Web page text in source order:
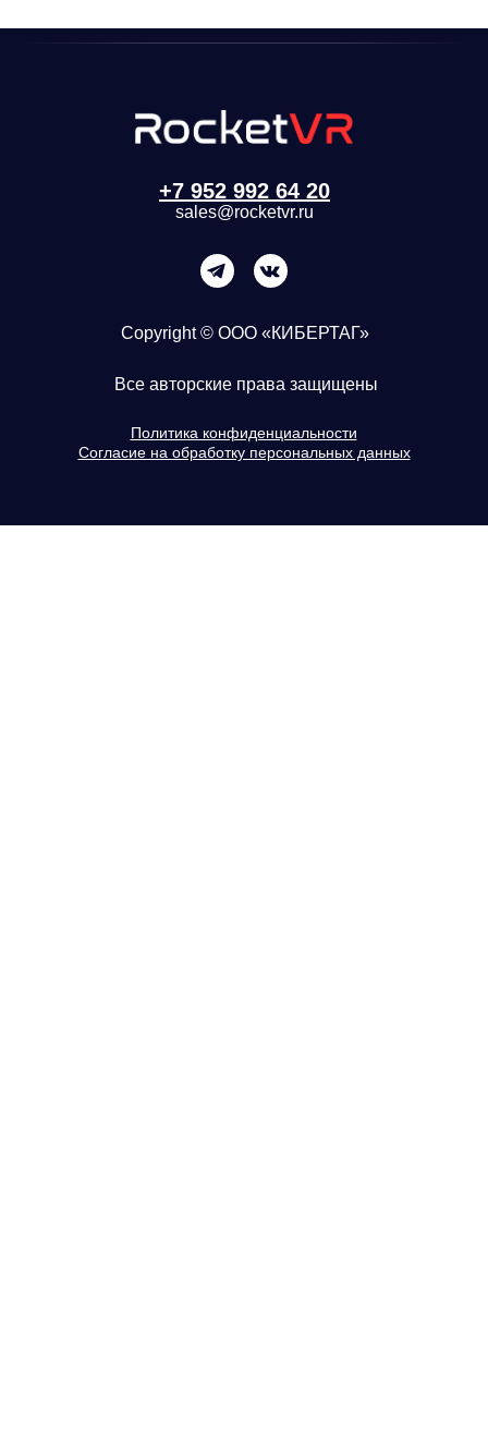
+7 952 992 64 20
Copyright © ООО «КИБЕРТАГ»
Все авторские права защищены
Политика конфиденциальности
Согласие на обработку персональных данных
sales@rocketvr.ru